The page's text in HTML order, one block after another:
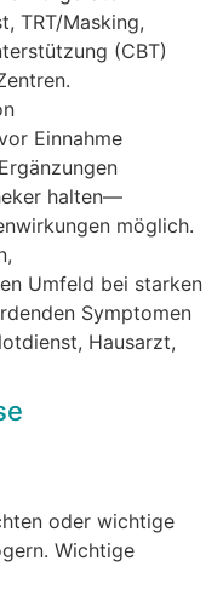
TRT/Masking,
(CBT)
Einnahme
halten—
möglich.
Umfeld b‬ei starken
Symptomen
Hausarzt,
o‬der wichtige
Wichtige